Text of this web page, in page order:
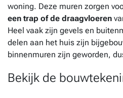
woning. Deze muren zorgen
een trap of de draagvloeren
Heel vaak zijn gevels en
delen aan het huis zijn
binnenmuren zijn geworden,
Bekijk de